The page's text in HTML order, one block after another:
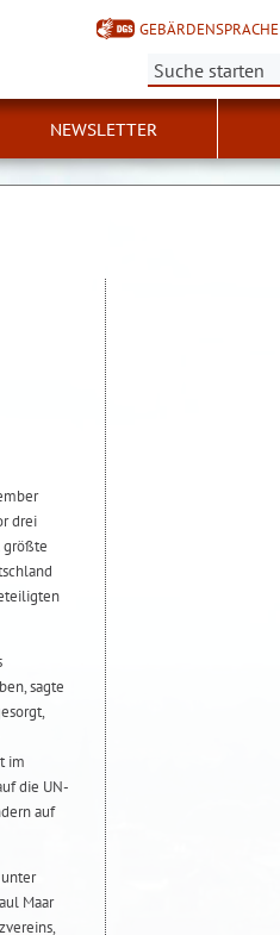
GEBÄRDENSPRACHE
Suche:
NEWSLETTER
drei
größte
sagte
im
die UN-
auf
Maar